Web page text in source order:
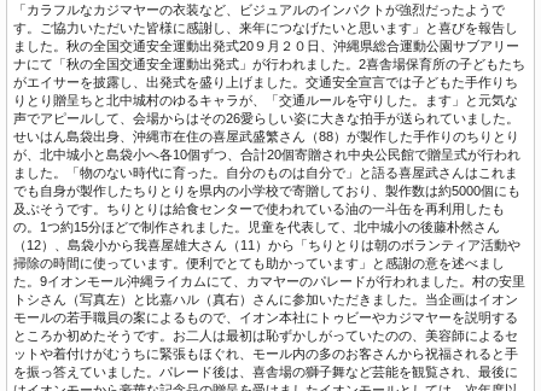
「カラフルなカジマヤーの衣装など、ビジュアルのインパクトが強烈だったようで
す。ご協力いただいた皆様に感謝し、来年につなげたいと思います」と喜びを報告し
ました。秋の全国交通安全運動出発式20９月２０日、沖縄県総合運動公園サブアリー
ナにて「秋の全国交通安全運動出発式」が行われました。2喜舎場保育所の子どもたち
がエイサーを披露し、出発式を盛り上げました。交通安全宣言では子どもた手作りち
りとり贈呈ちと北中城村のゆるキャラが、「交通ルールを守りした。ます」と元気な
声でアピールして、会場からはその26愛らしい姿に大きな拍手が送られていました。
せいはん島袋出身、沖縄市在住の喜屋武盛繁さん（88）が製作した手作りのちりとり
が、北中城小と島袋小へ各10個ずつ、合計20個寄贈され中央公民館で贈呈式が行われ
ました。「物のない時代に育った。自分のものは自分で」と語る喜屋武さんはこれま
でも自身が製作したちりとりを県内の小学校で寄贈しており、製作数は約5000個にも
及ぶそうです。ちりとりは給食センターで使われている油の一斗缶を再利用したも
の。1つ約15分ほどで制作されました。児童を代表して、北中城小の後藤朴然さん
（12）、島袋小から我喜屋雄大さん（11）から「ちりとりは朝のボランティア活動や
掃除の時間に使っています。便利でとても助かっています」と感謝の意を述べまし
た。9イオンモール沖縄ライカムにて、カマヤーのパレードが行われました。村の安里
トシさん（写真左）と比嘉ハル（真右）さんに参加いただきました。当企画はイオン
モールの若手職員の案によるもので、イオン本社にトゥビーやカジマヤーを説明する
ところか初めたそうです。お二人は最初は恥ずかしがっていたのの、美容師によるセ
ットや着付けがむうちに緊張もほぐれ、モール内の多のお客さんから祝福されると手
を振っ答えていました。パレード後は、喜舎場の獅子舞など芸能を観覧され、最後に